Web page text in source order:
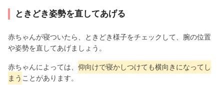
ときどき姿勢を直してあげる
赤ちゃんが寝ついたら、ときどき様子をチェックして、腕の位置
や姿勢を直してあげましょう。
赤ちゃんによっては、 仰向けで寝かしつけても横向きになってし
まう ことがあります。